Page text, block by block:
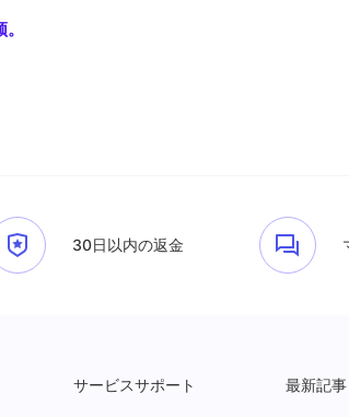
30日以内の返金
サービスサポート 最新記事